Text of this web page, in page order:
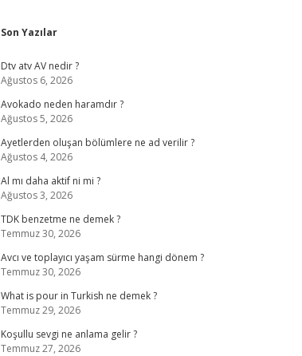
Sidebar
Son Yazılar
Dtv atv AV nedir ?
Ağustos 6, 2026
Avokado neden haramdır ?
Ağustos 5, 2026
Ayetlerden oluşan bölümlere ne ad verilir ?
Ağustos 4, 2026
Al mı daha aktif ni mi ?
Ağustos 3, 2026
TDK benzetme ne demek ?
Temmuz 30, 2026
Avcı ve toplayıcı yaşam sürme hangi dönem ?
Temmuz 30, 2026
What is pour in Turkish ne demek ?
Temmuz 29, 2026
Koşullu sevgi ne anlama gelir ?
Temmuz 27, 2026